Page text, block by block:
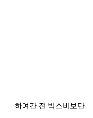
하여간 전 빅스비보단